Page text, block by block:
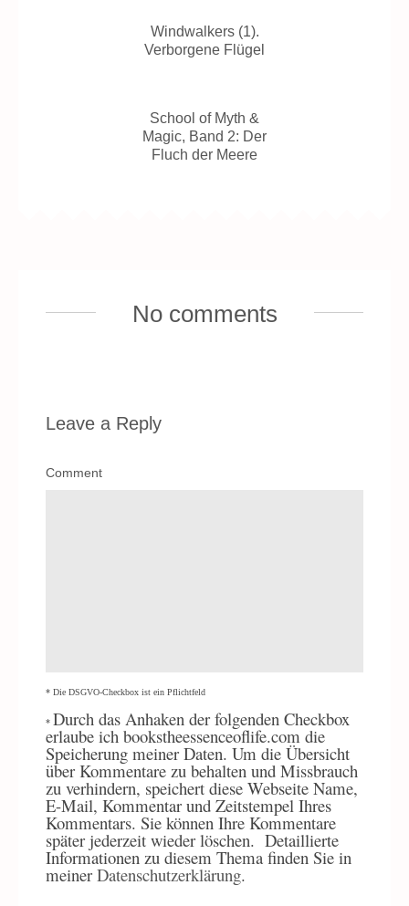
Windwalkers (1).
Verborgene Flügel
School of Myth &
Magic, Band 2: Der
Fluch der Meere
No comments
Leave a Reply
Comment
* Die DSGVO-Checkbox ist ein Pflichtfeld
* Durch das Anhaken der folgenden Checkbox
erlaube ich bookstheessenceoflife.com die
Speicherung meiner Daten. Um die Übersicht
über Kommentare zu behalten und Missbrauch
zu verhindern, speichert diese Webseite Name,
E-Mail, Kommentar und Zeitstempel Ihres
Kommentars. Sie können Ihre Kommentare
später jederzeit wieder löschen. Detaillierte
Informationen zu diesem Thema finden Sie in
meiner Datenschutzerklärung.